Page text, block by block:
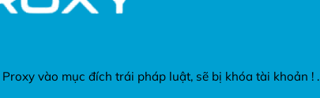
vào mục đích trái pháp luật, sẽ bị khóa tài khoản ! .